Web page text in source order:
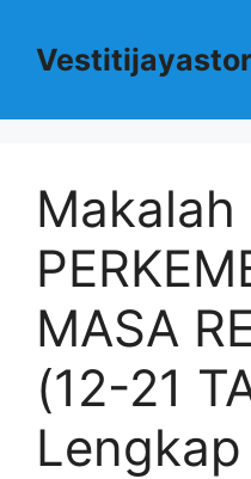
Makalah
MASA
(12-21